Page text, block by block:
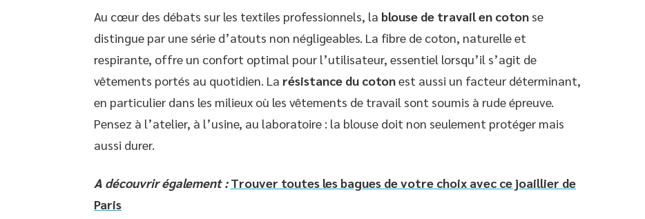
Au cœur des débats sur les textiles professionnels, la blouse de travail en coton se
distingue par une série d’atouts non négligeables. La fibre de coton, naturelle et
respirante, offre un confort optimal pour l’utilisateur, essentiel lorsqu’il s’agit de
vêtements portés au quotidien. La résistance du cotonest aussi un facteur déterminant,
en particulier dans les milieux où les vêtements de travail sont soumis à rude épreuve.
Pensez à l’atelier, à l’usine, au laboratoire : la blouse doit non seulement protéger mais
aussi durer.
A découvrir également : Trouver toutes les bagues de votre choix avec ce joaillier de
Paris